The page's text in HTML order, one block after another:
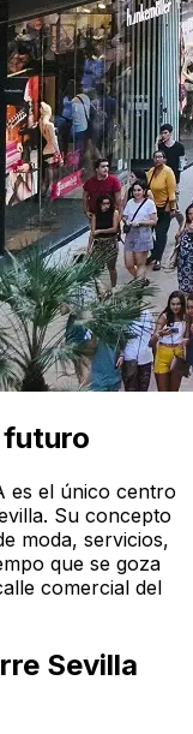
futuro
es el único centro
Su concepto
moda, servicios,
que se goza
comercial del
Sevilla